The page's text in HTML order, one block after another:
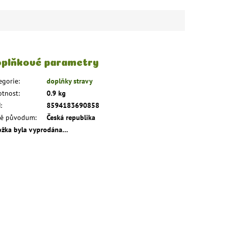
parametry
:
doplňky stravy
:
0.9 kg
:
8594183690858
původum:
Česká republika
byla vyprodána…